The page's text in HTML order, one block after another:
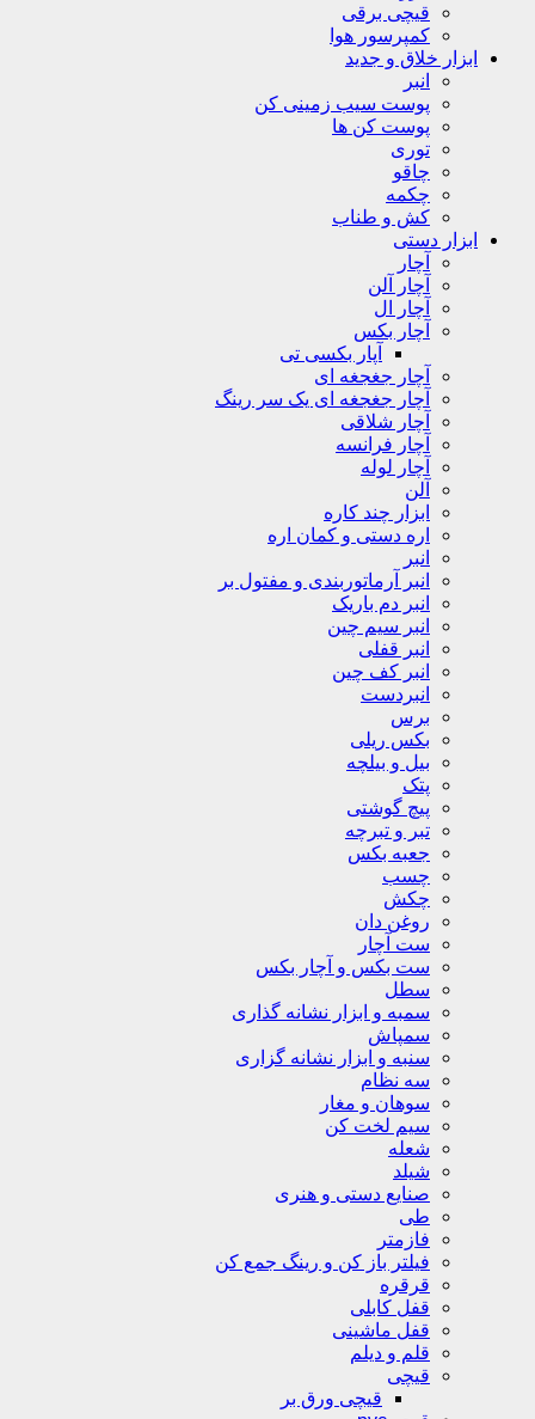
قیچی برقی
کمپرسور هوا
ابزار خلاق و جدید
انبر
پوست سیب زمینی کن
پوست کن ها
توری
چاقو
چکمه
کش و طناب
ابزار دستی
آچار
آچار آلن
آچار ال
آچار بکس
آپار بکسی تی
آچار جغجغه ای
آچار جغجغه ای یک سر رینگ
آچار شلاقی
آچار فرانسه
آچار لوله
آلن
ابزار چند کاره
اره دستی و کمان اره
انبر
انبر آرماتوربندی و مفتول بر
انبر دم باریک
انبر سیم چین
انبر قفلی
انبر کف چین
انبردست
برس
بکس ریلی
بیل و بیلچه
پتک
پیچ گوشتی
تبر و تبرچه
جعبه بکس
چسب
چکش
روغن دان
ست آچار
ست بکس و آچار بکس
سطل
سمبه و ابزار نشانه گذاری
سمپاش
سنبه و ابزار نشانه گزاری
سه نظام
سوهان و مغار
سیم لخت کن
شعله
شیلد
صنایع دستی و هنری
طی
فازمتر
فیلتر باز کن و رینگ جمع کن
قرقره
قفل کابلی
قفل ماشینی
قلم و دیلم
قیچی
قیچی ورق بر